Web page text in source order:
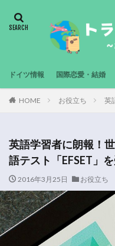
ドイツ情報 国際恋愛・結婚
HOME お役立ち 英
英語学習者に朗報！
語テスト「EFSET」
2016年3月25日 お役立ち